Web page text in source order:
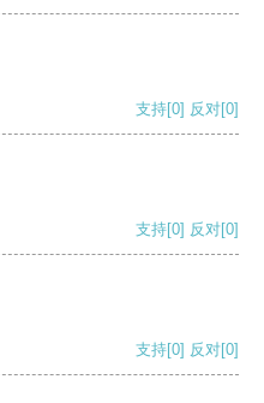
支持[0] 反对[0]
支持[0] 反对[0]
支持[0] 反对[0]